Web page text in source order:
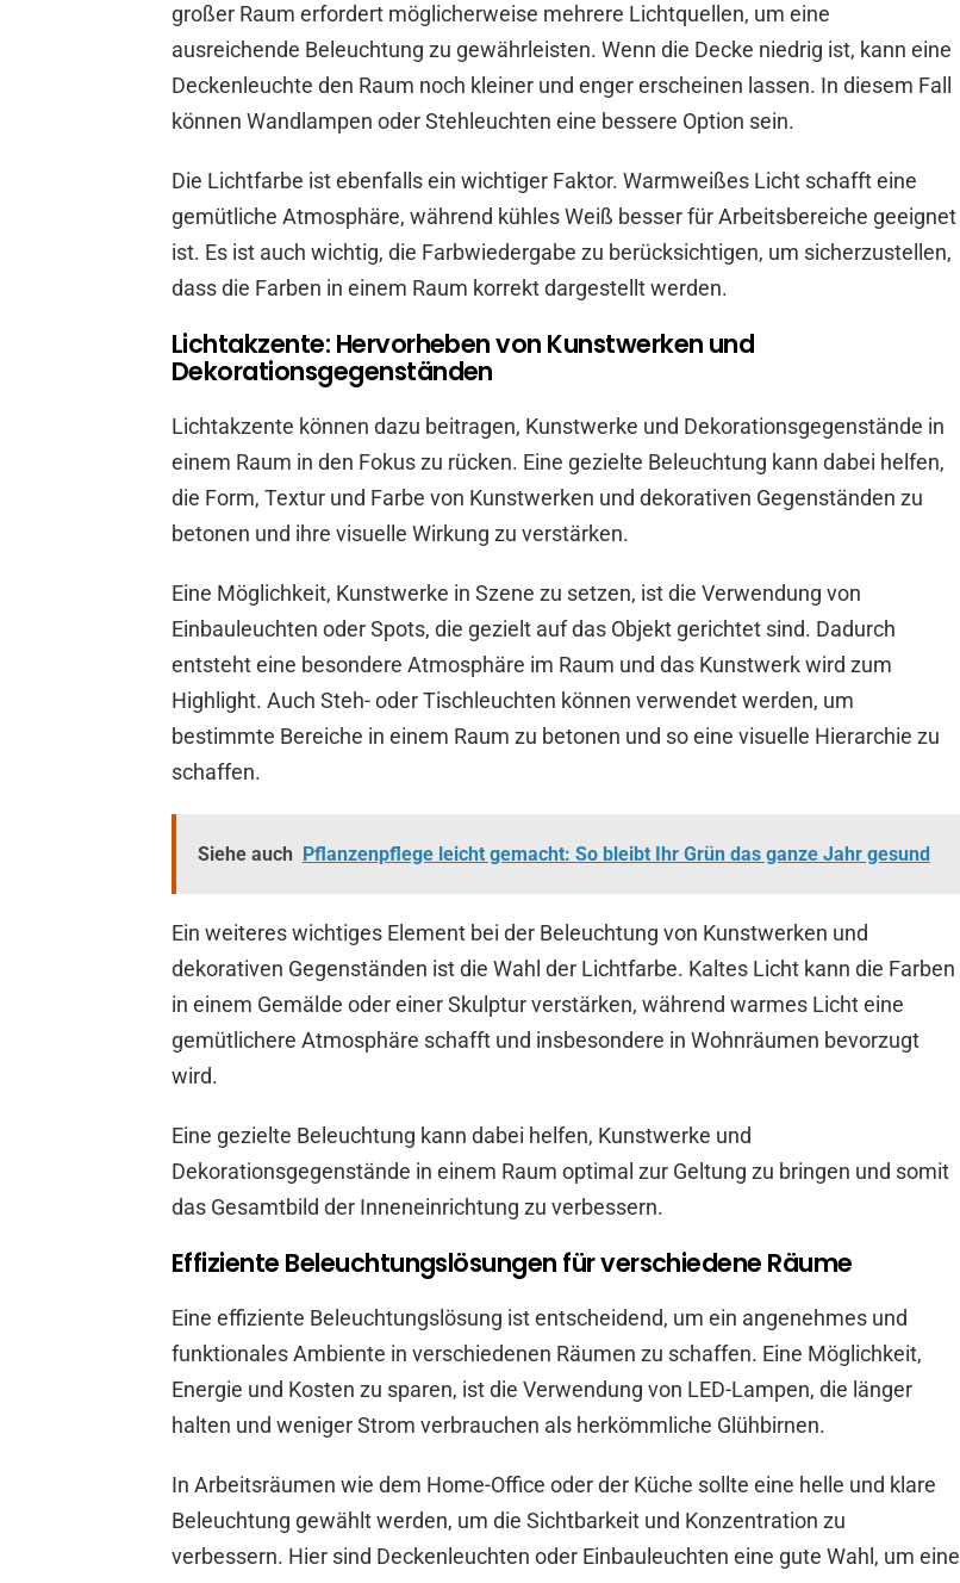
großer Raum erfordert möglicherweise mehrere Lichtquellen, um eine
ausreichende Beleuchtung zu gewährleisten. Wenn die Decke niedrig ist, kann eine
Deckenleuchte den Raum noch kleiner und enger erscheinen lassen. In diesem Fall
können Wandlampen oder Stehleuchten eine bessere Option sein.
Die Lichtfarbe ist ebenfalls ein wichtiger Faktor. Warmweißes Licht schafft eine
gemütliche Atmosphäre, während kühles Weiß besser für Arbeitsbereiche geeignet
ist. Es ist auch wichtig, die Farbwiedergabe zu berücksichtigen, um sicherzustellen,
dass die Farben in einem Raum korrekt dargestellt werden.
Lichtakzente: Hervorheben von Kunstwerken und
Dekorationsgegenständen
Lichtakzente können dazu beitragen, Kunstwerke und Dekorationsgegenstände in
einem Raum in den Fokus zu rücken. Eine gezielte Beleuchtung kann dabei helfen,
die Form, Textur und Farbe von Kunstwerken und dekorativen Gegenständen zu
betonen und ihre visuelle Wirkung zu verstärken.
Eine Möglichkeit, Kunstwerke in Szene zu setzen, ist die Verwendung von
Einbauleuchten oder Spots, die gezielt auf das Objekt gerichtet sind. Dadurch
entsteht eine besondere Atmosphäre im Raum und das Kunstwerk wird zum
Highlight. Auch Steh- oder Tischleuchten können verwendet werden, um
bestimmte Bereiche in einem Raum zu betonen und so eine visuelle Hierarchie zu
schaffen.
Siehe auch Pflanzenpflege leicht gemacht: So bleibt Ihr Grün das ganze Jahr gesund
Ein weiteres wichtiges Element bei der Beleuchtung von Kunstwerken und
dekorativen Gegenständen ist die Wahl der Lichtfarbe. Kaltes Licht kann die Farben
in einem Gemälde oder einer Skulptur verstärken, während warmes Licht eine
gemütlichere Atmosphäre schafft und insbesondere in Wohnräumen bevorzugt
wird.
Eine gezielte Beleuchtung kann dabei helfen, Kunstwerke und
Dekorationsgegenstände in einem Raum optimal zur Geltung zu bringen und somit
das Gesamtbild der Inneneinrichtung zu verbessern.
Effiziente Beleuchtungslösungen für verschiedene Räume
Eine effiziente Beleuchtungslösung ist entscheidend, um ein angenehmes und
funktionales Ambiente in verschiedenen Räumen zu schaffen. Eine Möglichkeit,
Energie und Kosten zu sparen, ist die Verwendung von LED-Lampen, die länger
halten und weniger Strom verbrauchen als herkömmliche Glühbirnen.
In Arbeitsräumen wie dem Home-Office oder der Küche sollte eine helle und klare
Beleuchtung gewählt werden, um die Sichtbarkeit und Konzentration zu
verbessern. Hier sind Deckenleuchten oder Einbauleuchten eine gute Wahl, um eine